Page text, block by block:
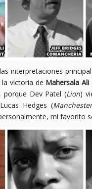
interpretaciones
victoria de Mahersala Ali
porque Dev Patel (Lion)
Hedges (
mi favorito